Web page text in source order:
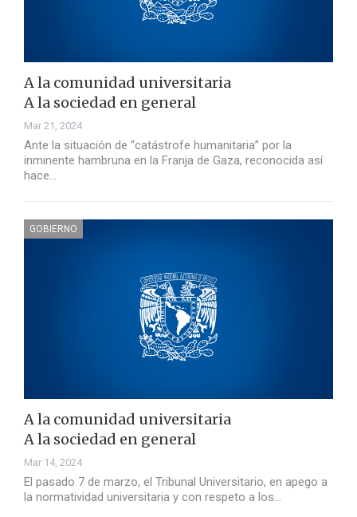
A la comunidad universitaria
A la sociedad en general
Mar 21, 2024
Ante la situación de “catástrofe humanitaria” por la
inminente hambruna en la Franja de Gaza, reconocida así
hace…
GOBIERNO
A la comunidad universitaria
A la sociedad en general
Mar 14, 2024
El pasado 7 de marzo, el Tribunal Universitario, en apego a
la normatividad universitaria y con respeto a los…